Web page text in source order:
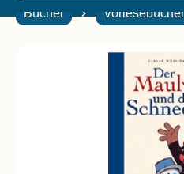
Bücher Vorlesebücher